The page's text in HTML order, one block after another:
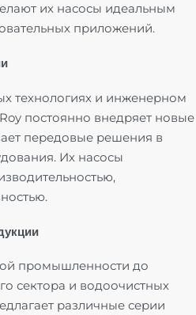
их насосы идеальным
приложений.
технологиях и инженерном
постоянно внедряет новые
передовые решения в
Их насосы
промышленности до
сектора и водоочистных
различные серии